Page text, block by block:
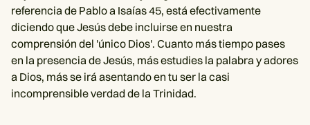
referencia de Pablo a Isaías 45, está efectivamente
diciendo que Jesús debe incluirse en nuestra
comprensión del 'único Dios'. Cuanto más tiempo pases
en la presencia de Jesús, más estudies la palabra y adores
a Dios, más se irá asentando en tu ser la casi
incomprensible verdad de la Trinidad.